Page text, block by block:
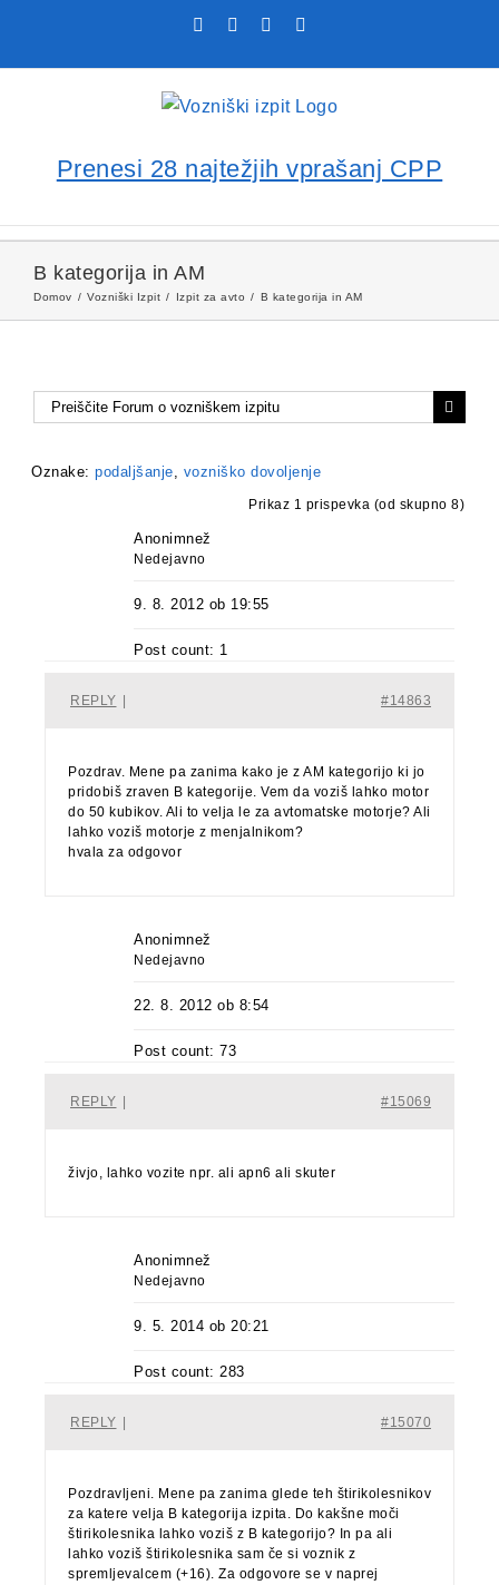
FacebookYouTube
Rss
Prenesi 28 najtežjih vprašanj CPP
B kategorija in AM
Domov Vozniški Izpit Izpit za avto B kategorija in AM
Oznake: podaljšanje, vozniško dovoljenje
Prikaz 1 prispevka (od skupno 8)
Anonimnež
Nedejavno
9. 8. 2012 ob 19:55
Post count: 1
#14863
REPLY
Pozdrav. Mene pa zanima kako je z AM kategorijo ki jo
pridobiš zraven B kategorije. Vem da voziš lahko motor
do 50 kubikov. Ali to velja le za avtomatske motorje? Ali
lahko voziš motorje z menjalnikom?
hvala za odgovor
Anonimnež
Nedejavno
22. 8. 2012 ob 8:54
Post count: 73
#15069
REPLY
živjo, lahko vozite npr. ali apn6 ali skuter
Anonimnež
Nedejavno
9. 5. 2014 ob 20:21
Post count: 283
#15070
REPLY
Pozdravljeni. Mene pa zanima glede teh štirikolesnikov
za katere velja B kategorija izpita. Do kakšne moči
štirikolesnika lahko voziš z B kategorijo? In pa ali
lahko voziš štirikolesnika sam če si voznik z
spremljevalcem (+16). Za odgovore se v naprej